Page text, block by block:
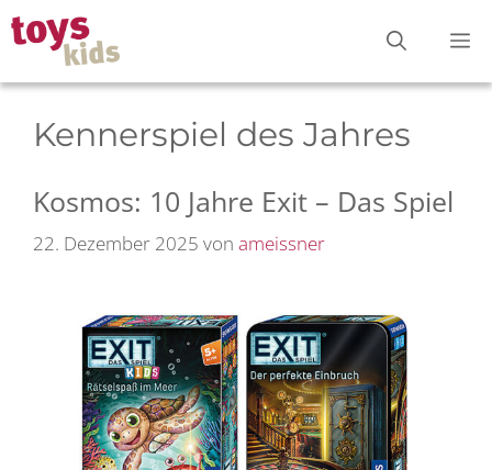
Zum
Inhalt
springen
Kennerspiel des Jahres
Kosmos: 10 Jahre Exit – Das Spiel
22. Dezember 2025 von ameissner